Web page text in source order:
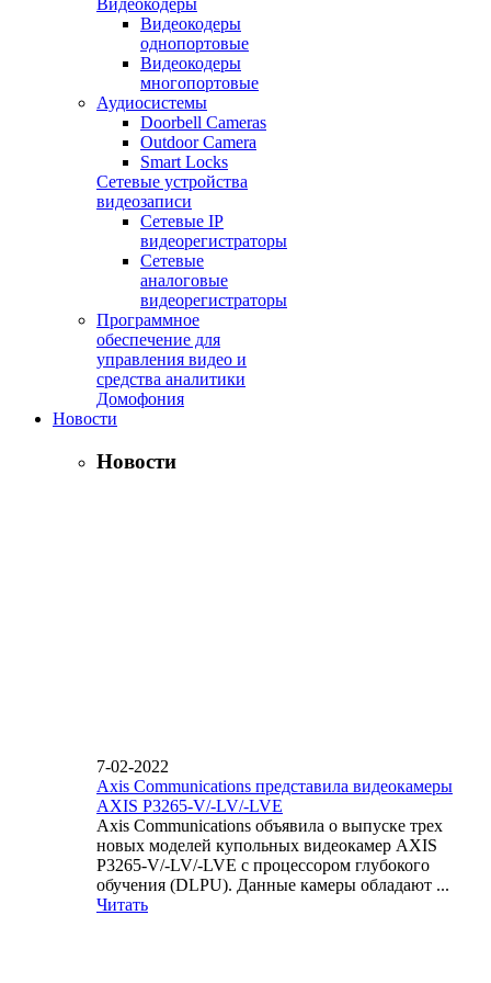
Видеокодеры
Видеокодеры
однопортовые
Видеокодеры
многопортовые
Аудиосистемы
Doorbell Cameras
Outdoor Camera
Smart Locks
Сетевые устройства
видеозаписи
Сетевые IP
видеорегистраторы
Сетевые
аналоговые
видеорегистраторы
Программное
обеспечение для
управления видео и
средства аналитики
Домофония
Новости
Новости
7-02-2022
Axis Communications представила видеокамеры
AXIS P3265-V/-LV/-LVE
Axis Communications объявила о выпуске трех
новых моделей купольных видеокамер AXIS
P3265-V/-LV/-LVE с процессором глубокого
обучения (DLPU). Данные камеры обладают ...
Читать